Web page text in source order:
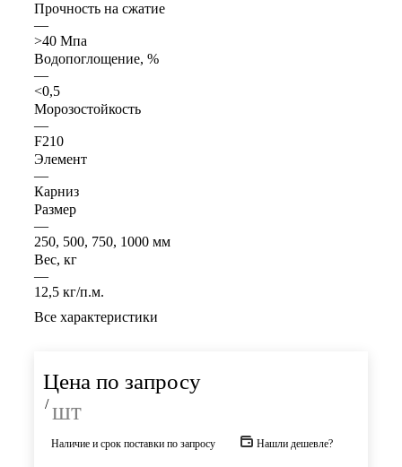
Прочность на сжатие
—
>40 Мпа
Водопоглощение, %
—
<0,5
Морозостойкость
—
F210
Элемент
—
Карниз
Размер
—
250, 500, 750, 1000 мм
Вес, кг
—
12,5 кг/п.м.
Все характеристики
Цена по запросу
/ шт
Наличие и срок поставки по запросу Нашли дешевле?